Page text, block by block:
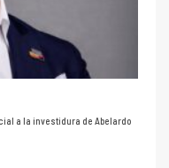
a la investidura de Abelardo